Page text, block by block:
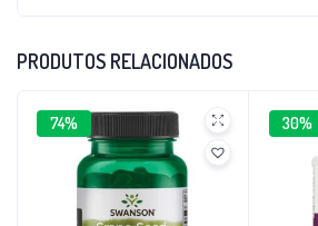
PRODUTOS RELACIONADOS
74% 30%